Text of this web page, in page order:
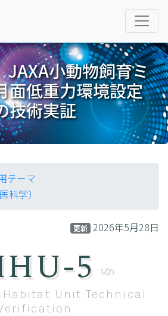
JAXA小動物飼育ミ
面低重力環境設定
技術実証
テーマ
科学）
更新 2026年5月28日
5
Habitat Unit Technical